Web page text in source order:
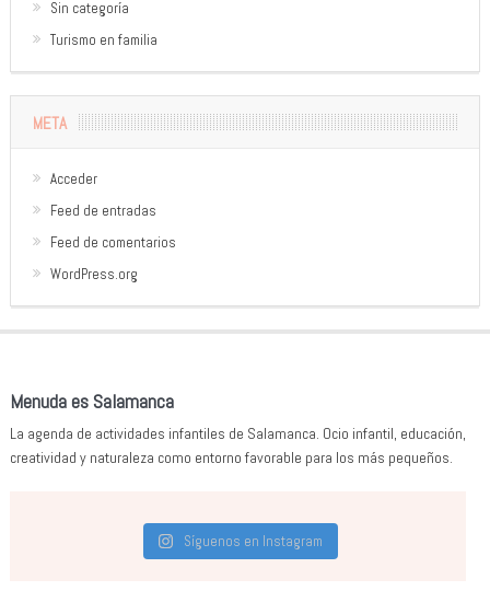
Sin categoría
Turismo en familia
META
Acceder
Feed de entradas
Feed de comentarios
WordPress.org
Menuda es Salamanca
La agenda de actividades infantiles de Salamanca. Ocio infantil, educación,
creatividad y naturaleza como entorno favorable para los más pequeños.
Síguenos en Instagram